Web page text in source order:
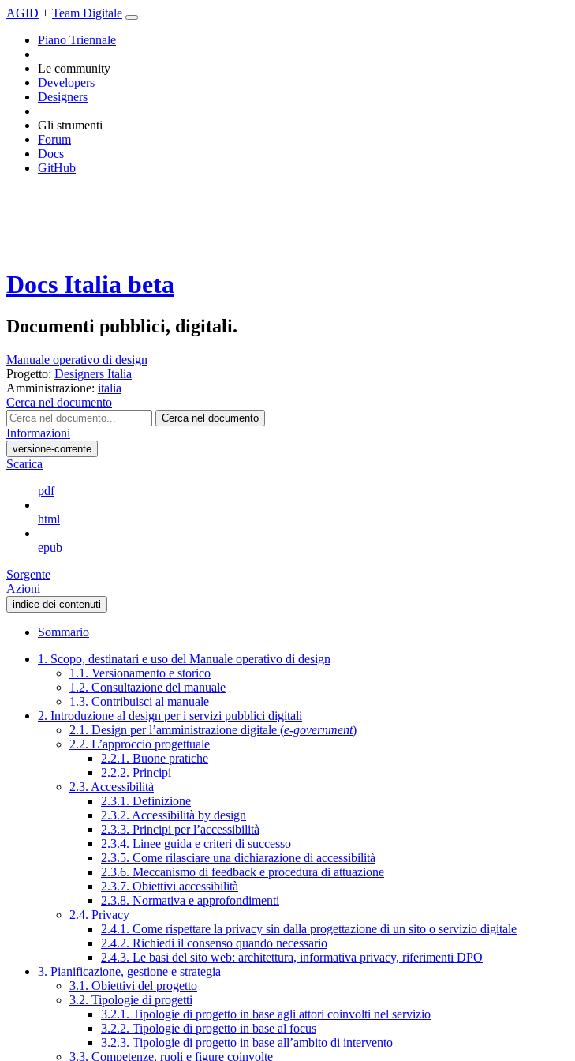
AGID + Team Digitale
Piano Triennale
Le community
Developers
Designers
Gli strumenti
Forum
Docs
GitHub
Docs Italia beta
Documenti pubblici, digitali.
Manuale operativo di design
Progetto: Designers Italia
Amministrazione: italia
Cerca nel documento
Cerca nel documento
Informazioni
versione-corrente
Scarica
pdf
html
epub
Sorgente
Azioni
indice dei contenuti
Sommario
1. Scopo, destinatari e uso del Manuale operativo di design
1.1. Versionamento e storico
1.2. Consultazione del manuale
1.3. Contribuisci al manuale
2. Introduzione al design per i servizi pubblici digitali
2.1. Design per l’amministrazione digitale (e-government)
2.2. L’approccio progettuale
2.2.1. Buone pratiche
2.2.2. Principi
2.3. Accessibilità
2.3.1. Definizione
2.3.2. Accessibilità by design
2.3.3. Principi per l’accessibilità
2.3.4. Linee guida e criteri di successo
2.3.5. Come rilasciare una dichiarazione di accessibilità
2.3.6. Meccanismo di feedback e procedura di attuazione
2.3.7. Obiettivi accessibilità
2.3.8. Normativa e approfondimenti
2.4. Privacy
2.4.1. Come rispettare la privacy sin dalla progettazione di un sito o servizio digitale
2.4.2. Richiedi il consenso quando necessario
2.4.3. Le basi del sito web: architettura, informativa privacy, riferimenti DPO
3. Pianificazione, gestione e strategia
3.1. Obiettivi del progetto
3.2. Tipologie di progetti
3.2.1. Tipologie di progetto in base agli attori coinvolti nel servizio
3.2.2. Tipologie di progetto in base al focus
3.2.3. Tipologie di progetto in base all’ambito di intervento
3.3. Competenze, ruoli e figure coinvolte